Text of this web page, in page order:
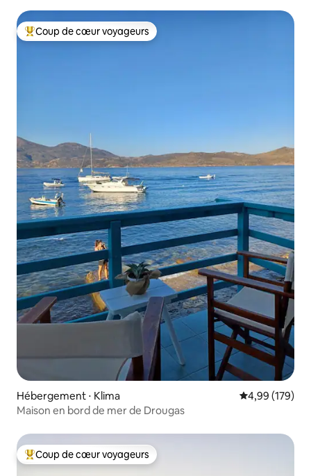
Coups de cœur voyageurs les plus appréciés
Coup de cœur voyageurs
Hébergement ⋅ Klima Évaluation
4,99 (179)
Maison en bord de mer de Drougas
Coups de cœur voyageurs les plus appréciés
Coup de cœur voyageurs